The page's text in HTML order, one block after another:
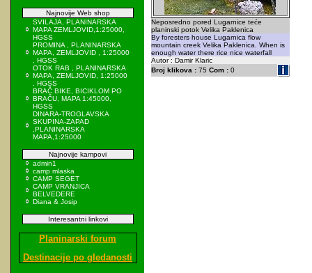
Najnovije Web shop
SVILAJA, PLANINARSKA
MAPA ZEMLJOVID,1:25000,
HGSS
PROMINA , PLANINARSKA
MAPA, ZEMLJOVID , 1:25000
, HGSS
OTOK RAB , PLANINARSKA
MAPA, ZEMLJOVID, 1:25000
, HGSS
BRAČ BIKE, BICIKLOM PO
BRAČU, MAPA 1:45000,
HGSS
DINARA-TROGLAVSKA
SKUPINA-ZAPAD
,PLANINARSKA
MAPA,1:25000
Najnovije kampovi
admin1
camp mlaska
CAMP SEGET
CAMP VRANJICA
BELVEDERE
Diana & Josip
Interesantni linkovi
Planinarski forum
Destinacije po gledanosti
Neposredno pored Lugarnice teće
planinski potok Velika Paklenica
By foresters house Lugarnica flow
mountain creek Velika Paklenica. When is
enough water there rice nice waterfall
Autor : Damir Klaric
Broj klikova :75 Com :0